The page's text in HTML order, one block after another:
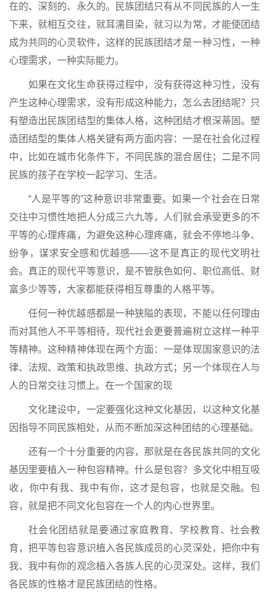
在的、深刻的、永久的。民族团结只有从不同民族的人一生
下来，就相互交往，就耳濡目染，就习以为常，才能使团结
成为共同的心灵软件，这样的民族团结才是一种习性，一种
心理需求，一种实际能力。
如果在文化生命获得过程中，没有获得这种习性，没有
产生这种心理需求，没有形成这种能力，怎么去团结呢？只
有塑造出民族团结型的集体人格，这种团结才根深蒂固。塑
造团结型的集体人格关键有两方面内容：一是在社会化过程
中，比如在城市化条件下，不同民族的混合居住；二是不同
民族的孩子在学校一起学习、生活。
“人是平等的”这种意识非常重要。如果一个社会在日常
交往中习惯性地把人分成三六九等，人们就会承受更多的不
平等的心理疼痛，为避免这种心理疼痛，就会不停地斗争、
纷争，谋求安全感和优越感——这不是真正的现代文明社
会。真正的现代平等意识，是不管肤色如何、职位高低、财
富多少等等，大家都能获得相互尊重的人格平等。
任何一种优越感都是一种狭隘的表现，不能以任何理由
而对其他人不平等相待，现代社会更要普遍树立这样一种平
等精神。这种精神体现在两个方面：一是体现国家意识的法
律、法规、政策和执政思维、执政方式；另一个体现在人与
人的日常交往习惯上。在一个国家的现
文化建设中，一定要强化这种文化基因，以这种文化基
因指导不同民族相处，从而不断加深这种团结的心理基础。
还有一个十分重要的内容，那就是在各民族共同的文化
基因里要植入一种包容精神。什么是包容？多文化中相互吸
收，你中有我、我中有你，这才是包容，也就是交融。包
容，就是把不同文化包容在一个人的内心世界里。
社会化团结就是要通过家庭教育、学校教育、社会教
育，把平等包容意识植入各民族成员的心灵深处，把你中有
我、我中有你的观念植入各族人民的心灵深处。这样，我们
各民族的性格才是民族团结的性格。